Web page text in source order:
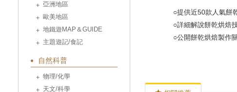
亞洲地區
歐美地區
地鐵遊MAP＆GUIDE
主題遊記/食記
自然科普
物理/化學
天文/科學
○提供近50款人氣餅乾
○詳細解說餅乾烘焙技
○公開餅乾烘焙製作關